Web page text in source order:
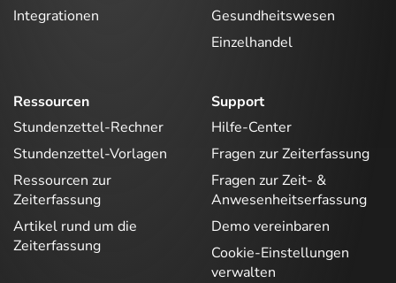
Integrationen
Gesundheitswesen
Einzelhandel
Ressourcen
Stundenzettel-Rechner
Stundenzettel-Vorlagen
Ressourcen zur
Zeiterfassung
Artikel rund um die
Zeiterfassung
Support
Hilfe-Center
Fragen zur Zeiterfassung
Fragen zur Zeit- &
Anwesenheitserfassung
Demo vereinbaren
Cookie-Einstellungen
verwalten